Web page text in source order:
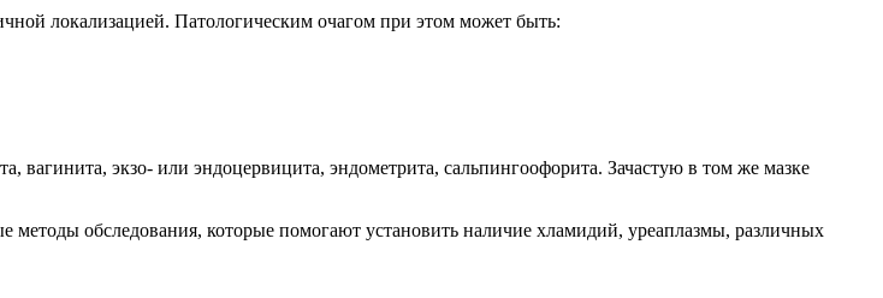
локализацией. Патологическим очагом при этом может быть:
вагинита, экзо- или эндоцервицита, эндометрита, сальпингоофорита. Зачастую в том же мазке
обследования, которые помогают установить наличие хламидий, уреаплазмы, различных